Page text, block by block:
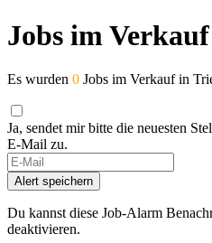
Jobs im
Es wurden 0 Jobs im Verkauf in
Ja, sendet mir bitte die neuesten
E-Mail zu.
If
you
are
a
human,
Alert speichern
Du kannst diese Job-Alarm
deaktivieren.